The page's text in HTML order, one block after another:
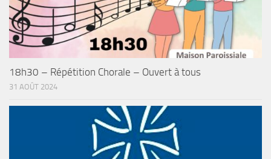
18h30 – Répétition Chorale – Ouvert à tous
31 AOÛT 2024